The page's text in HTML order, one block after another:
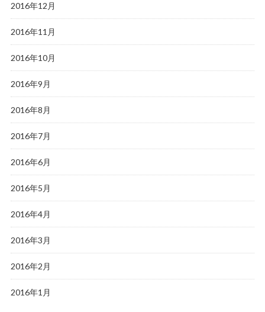
2016年12月
2016年11月
2016年10月
2016年9月
2016年8月
2016年7月
2016年6月
2016年5月
2016年4月
2016年3月
2016年2月
2016年1月